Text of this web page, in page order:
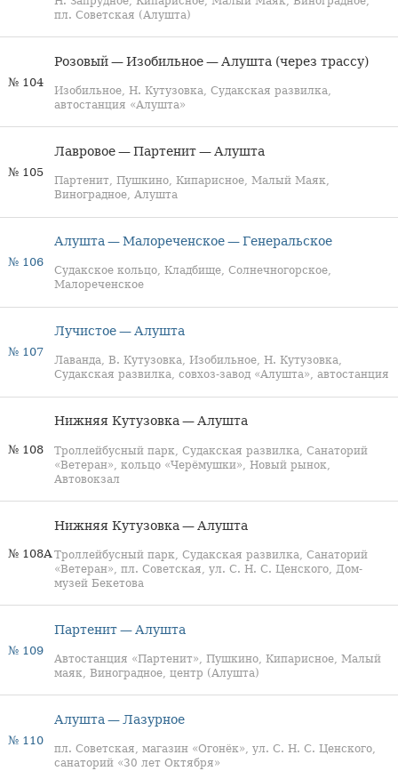
пл. Советская (Алушта)
№ 104
Розовый — Изобильное — Алушта (через трассу)
Изобильное, Н. Кутузовка, Судакская развилка,
автостанция «Алушта»
№ 105
Лавровое — Партенит — Алушта
Партенит, Пушкино, Кипарисное, Малый Маяк,
Виноградное, Алушта
№ 106
Алушта — Малореченское — Генеральское
Судакское кольцо, Кладбище, Солнечногорское,
Малореченское
№ 107
Лучистое — Алушта
Лаванда, В. Кутузовка, Изобильное, Н. Кутузовка,
Судакская развилка, совхоз-завод «Алушта», автостанция
№ 108
Нижняя Кутузовка — Алушта
Троллейбусный парк, Судакская развилка, Санаторий
«Ветеран», кольцо «Черёмушки», Новый рынок,
Автовокзал
№ 108А
Нижняя Кутузовка — Алушта
Троллейбусный парк, Судакская развилка, Санаторий
«Ветеран», пл. Советская, ул. С. Н. С. Ценского, Дом-
музей Бекетова
№ 109
Партенит — Алушта
Автостанция «Партенит», Пушкино, Кипарисное, Малый
маяк, Виноградное, центр (Алушта)
№ 110
Алушта — Лазурное
пл. Советская, магазин «Огонёк», ул. С. Н. С. Ценского,
санаторий «30 лет Октября»